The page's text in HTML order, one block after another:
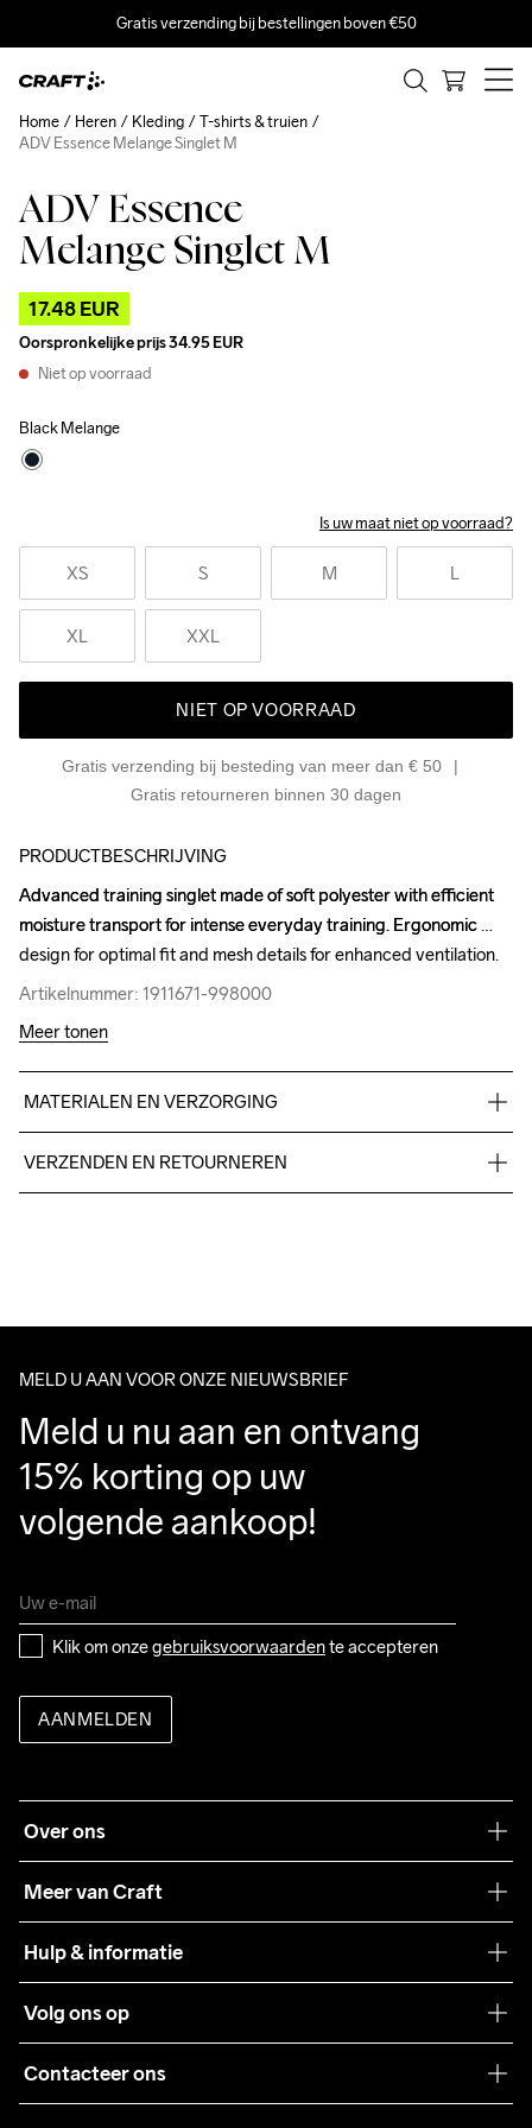
Gratis verzending bij bestellingen boven €50
ADV Essence
Melange Singlet M
17.48 EUR
Oorspronkelijke prijs34.95 EUR
Niet op voorraad
Black Melange
Is uw maat niet op voorraad?
XS S M L
XL XXL
NIET OP VOORRAAD
Gratis verzending bij besteding van meer dan € 50
Gratis retourneren binnen 30 dagen
Home Heren Kleding
T-shirts & truien
ADV Essence Melange Singlet M
Outlet
PRODUCTBESCHRIJVING
Advanced training singlet made of soft polyester with efficient
moisture transport for intense everyday training. Ergonomic
design for optimal fit and mesh details for enhanced ventilation.
Artikelnummer: 1911671-998000
Advanced training singlet made of soft polyester with efficient
moisture transport for intense everyday training. Ergonomic
design for optimal fit and mesh details for enhanced ventilation.
Artikelnummer: 1911671-998000
Meer tonen
MATERIALEN EN VERZORGING
VERZENDEN EN RETOURNEREN
Make sure to choose an address where you receive the
MELD U AAN VOOR ONZE NIEUWSBRIEF
Meld u nu aan en ontvang
15% korting op uw
volgende aankoop!
Klik om onze gebruiksvoorwaarden te accepteren
AANMELDEN
Over ons
Meer van Craft
Teamwear
Samenwerkingen
Pers
Hulp & informatie
Algemene voorwaarden
Retour
Volg ons op
Contacteer ons